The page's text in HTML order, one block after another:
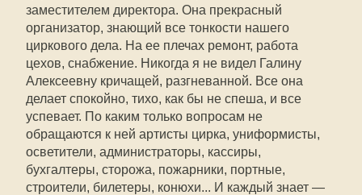
заместителем директора. Она прекрасный
организатор, знающий все тонкости нашего
циркового дела. На ее плечах ремонт, работа
цехов, снабжение. Никогда я не видел Галину
Алексеевну кричащей, разгневанной. Все она
делает спокойно, тихо, как бы не спеша, и все
успевает. По каким только вопросам не
обращаются к ней артисты цирка, униформисты,
осветители, администраторы, кассиры,
бухгалтеры, сторожа, пожарники, портные,
строители, билетеры, конюхи... И каждый знает —